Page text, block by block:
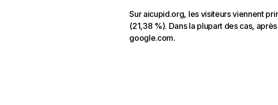
Sur aicupid.org, les visiteurs viennent
(21,38 %). Dans la plupart des cas,
google.com.